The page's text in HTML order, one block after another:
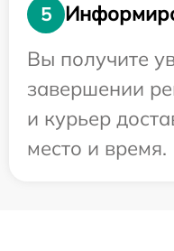
5
Вы получите
завершении
и курьер
место и время.